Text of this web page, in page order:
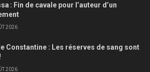
: Fin de cavale pour l’auteur d’un
2026
Constantine : Les réserves de sang sont
2026